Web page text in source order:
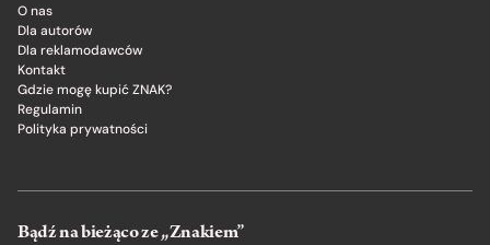
O nas
Dla autorów
Dla reklamodawców
Kontakt
Gdzie mogę kupić ZNAK?
Regulamin
Polityka prywatności
Bądź na bieżąco ze „Znakiem”